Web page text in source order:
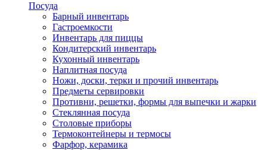
Посуда
Барный инвентарь
Гастроемкости
Инвентарь для пиццы
Кондитерский инвентарь
Кухонный инвентарь
Наплитная посуда
Ножи, доски, терки и прочий инвентарь
Предметы сервировки
Противни, решетки, формы для выпечки и жарки
Стеклянная посуда
Столовые приборы
Термоконтейнеры и термосы
Фарфор, керамика